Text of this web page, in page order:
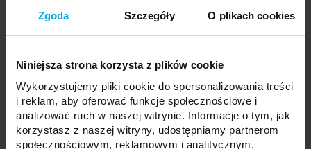
Zgoda Szczegóły O plikach cookies
Niniejsza strona korzysta z plików cookie
Wykorzystujemy pliki cookie do spersonalizowania treści
i reklam, aby oferować funkcje społecznościowe i
analizować ruch w naszej witrynie. Informacje o tym, jak
korzystasz z naszej witryny, udostępniamy partnerom
społecznościowym, reklamowym i analitycznym.
Twoja cena: Stan magazynowy: średnio
Podmiot odpowiedzialny: LED Labs S.A., ul. Zakopiańska 2C, 30-418
Kraków, Polska | Kontakt:
info@led-labs.pl